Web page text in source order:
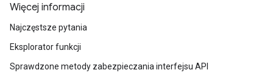
Więcej informacji
Najczęstsze pytania
Eksplorator funkcji
Sprawdzone metody zabezpieczania interfejsu API